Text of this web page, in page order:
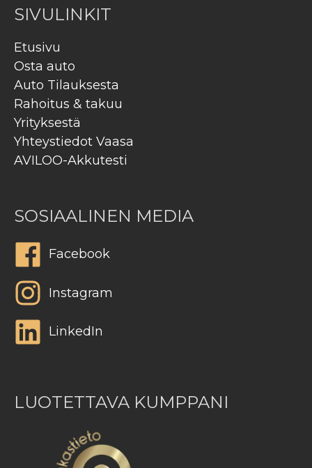
SIVULINKIT
Etusivu
Osta auto
Auto Tilauksesta
Rahoitus & takuu
Yrityksestä
Yhteystiedot Vaasa
AVILOO-Akkutesti
SOSIAALINEN MEDIA
Facebook
Instagram
LinkedIn
LUOTETTAVA KUMPPANI